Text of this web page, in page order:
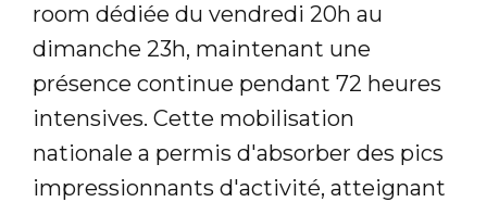
room dédiée du vendredi 20h au
dimanche 23h, maintenant une
présence continue pendant 72 heures
intensives. Cette mobilisation
nationale a permis d'absorber des pics
impressionnants d'activité, atteignant